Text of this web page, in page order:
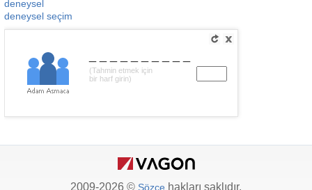
deneysel
deneysel seçim
(Tahmin etmek için
bir harf girin)
2009-2026 © Sözce hakları saklıdır.